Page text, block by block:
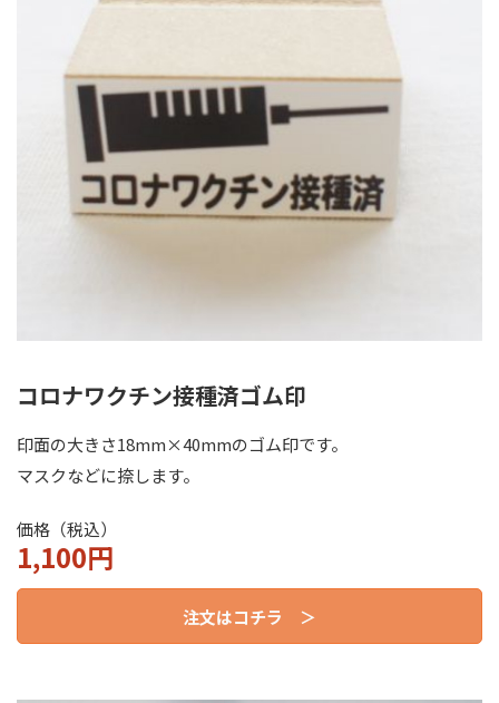
コロナワクチン接種済ゴム印
印面の大きさ18mm×40mmのゴム印です。
マスクなどに捺します。
価格（税込）
1,100円
注文はコチラ ＞